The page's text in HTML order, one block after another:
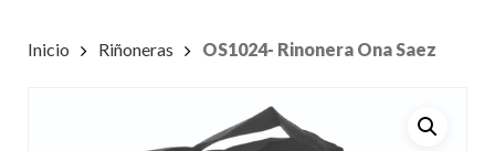
Inicio Riñoneras OS1024- Rinonera Ona Saez